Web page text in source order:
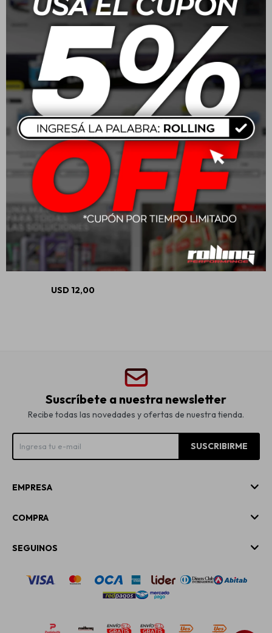
Mobil Brake Fluid Dot 4
$608
Mobil Liquido De Freno
Moto Brake Fluid 200cc
$ 302
Mobil Permazone 50/50
Antifreeze 1L Verde
USD 12,00
Suscríbete a nuestra newsletter
Recibe todas las novedades y ofertas de nuestra tienda.
SUSCRIBIRME
EMPRESA
COMPRA
SEGUINOS
Servicios